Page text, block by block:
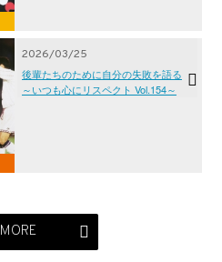
2026/03/25
後輩たちのために自分の失敗を語る
～いつも心にリスペクト Vol.154～
MORE